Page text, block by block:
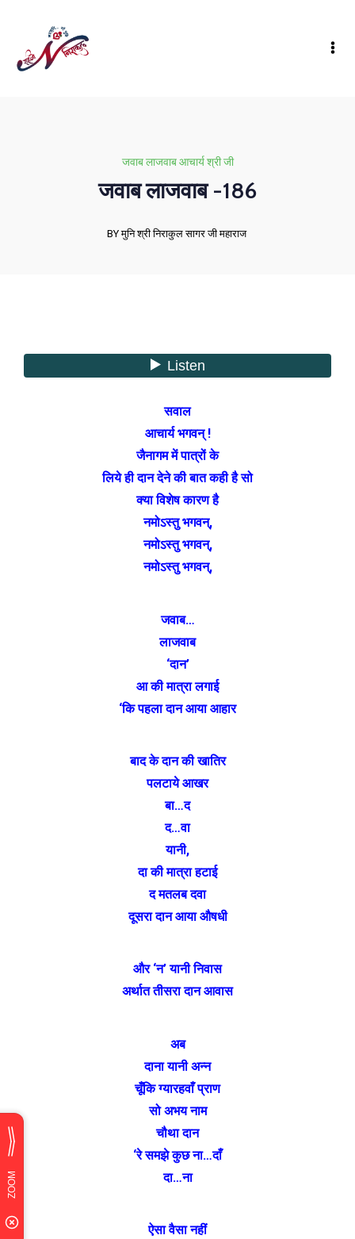
जवाब लाजवाब आचार्य श्री जी
जवाब लाजवाब -186
BY मुनि श्री निराकुल सागर जी महाराज
सवाल
आचार्य भगवन् !
जैनागम में पात्रों के
लिये ही दान देने की बात कही है सो
क्या विशेष कारण है
नमोऽस्तु भगवन्,
नमोऽस्तु भगवन्,
नमोऽस्तु भगवन्,
जवाब…
लाजवाब
‘दान’
आ की मात्रा लगाई
‘कि पहला दान आया आहार
बाद के दान की खातिर
पलटाये आखर
बा…द
द…वा
यानी,
दा की मात्रा हटाई
द मतलब दवा
दूसरा दान आया औषधी
और ‘न’ यानी निवास
अर्थात तीसरा दान आवास
अब
दाना यानी अन्न
चूँकि ग्यारहवाँ प्राण
सो अभय नाम
चौथा दान
‘रे समझे कुछ ना…दाँ
दा…ना
ऐसा वैसा नहीं